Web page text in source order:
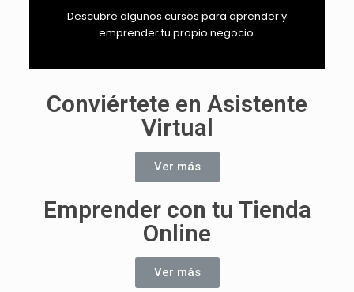
Descubre algunos cursos para aprender y
emprender tu propio negocio.
Conviértete en Asistente
Virtual
Ver más
Emprender con tu Tienda
Online
Ver más